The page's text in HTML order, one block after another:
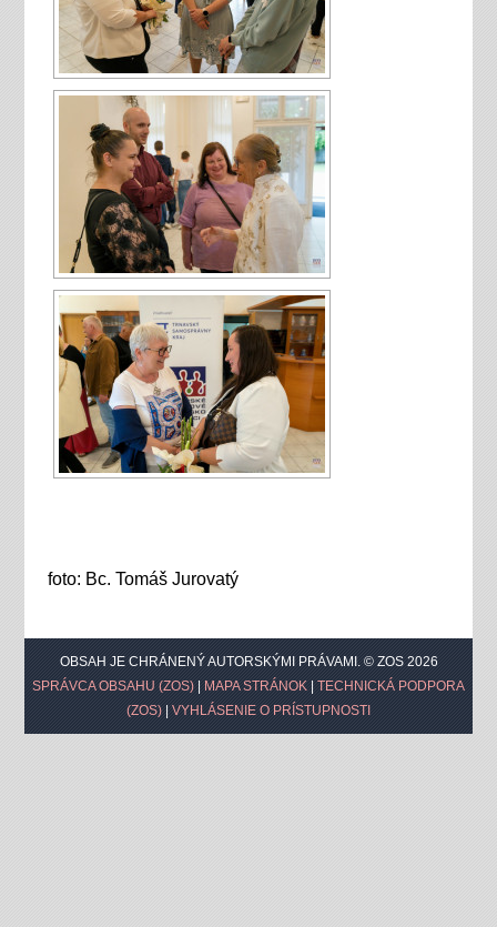
foto: Bc. Tomáš Jurovatý
OBSAH JE CHRÁNENÝ AUTORSKÝMI PRÁVAMI. © ZOS 2026
SPRÁVCA OBSAHU (ZOS)
MAPA STRÁNOK
TECHNICKÁ PODPORA
(ZOS)
VYHLÁSENIE O PRÍSTUPNOSTI